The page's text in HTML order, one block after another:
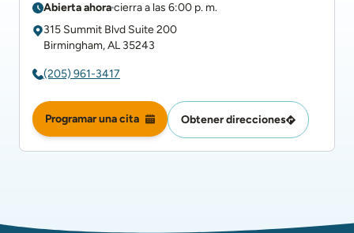
Abierta ahoracierra a las 6:00 p. m.
315 Summit Blvd Suite 200
Birmingham,AL35243
(205) 961-3417
Programar una cita Obtener direcciones